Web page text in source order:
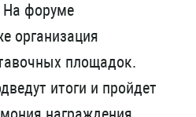
На форуме
организация
площадок.
итоги и пройдет